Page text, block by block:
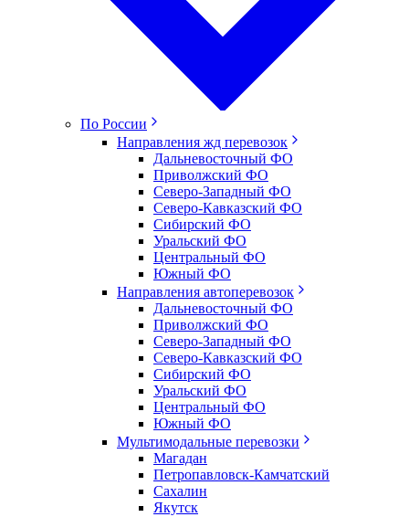
По России
Направления жд перевозок
Дальневосточный ФО
Приволжский ФО
Северо-Западный ФО
Северо-Кавказский ФО
Сибирский ФО
Уральский ФО
Центральный ФО
Южный ФО
Направления автоперевозок
Дальневосточный ФО
Приволжский ФО
Северо-Западный ФО
Северо-Кавказский ФО
Сибирский ФО
Уральский ФО
Центральный ФО
Южный ФО
Мультимодальные перевозки
Магадан
Петропавловск-Камчатский
Сахалин
Якутск